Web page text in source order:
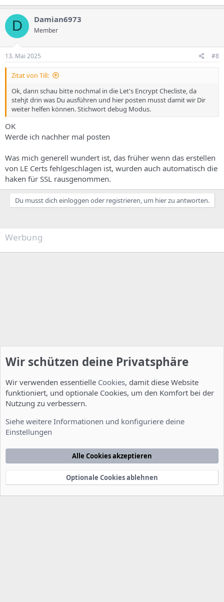
D Damian6973
Member
13. Mai 2025 #8
Zitat von Till:
Ok, dann schau bitte nochmal in die Let's Encrypt Checliste, da
stehjt drin was Du ausführen und hier posten musst damit wir Dir
weiter helfen können. Stichwort debug Modus.
OK
Werde ich nachher mal posten
Was mich generell wundert ist, das früher wenn das erstellen
von LE Certs fehlgeschlagen ist, wurden auch automatisch die
haken für SSL rausgenommen.
Du musst dich einloggen oder registrieren, um hier zu antworten.
Werbung
Nutzungsbedingungen Datenschutzerklärung
Startseite
e
Community platform by XenForo® © 2010-2022 XenForo Ltd.
xenDach©2010-2014
Wir schützen deine Privatsphäre
Wir verwenden essentielle Cookies, damit diese Website
funktioniert, und optionale Cookies, um den Komfort bei der
Nutzung zu verbessern.
Siehe weitere Informationen und konfiguriere deine
Einstellungen
Alle Cookies akzeptieren
Optionale Cookies ablehnen